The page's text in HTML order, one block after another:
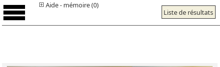
Liste de résultats
Aide - mémoire (0)